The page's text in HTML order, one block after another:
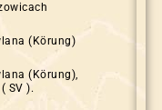
(Körung)
(Körung),
SV ).